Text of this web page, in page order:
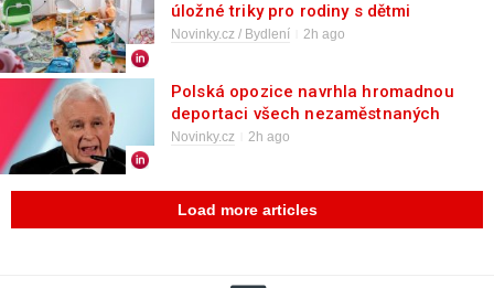
úložné triky pro rodiny s dětmi
Novinky.cz / Bydlení 2h ago
Polská opozice navrhla hromadnou
deportaci všech nezaměstnaných
ukrajinských mužů
Novinky.cz 2h ago
Load more articles